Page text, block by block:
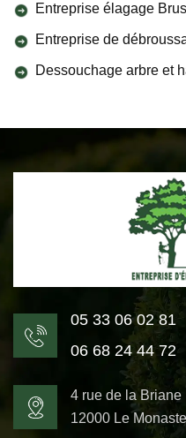
Entreprise élagage
Entreprise de
Dessouchage arbre et
05 33 06 02 81
06 68 24 44 72
4 rue de la Briane
12000 Le